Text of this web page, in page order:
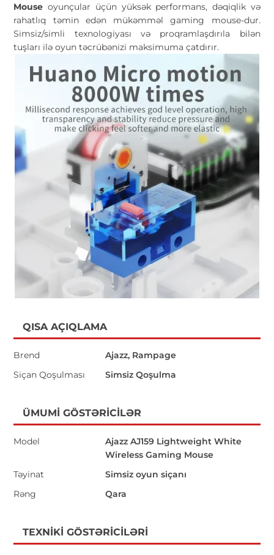
Mouse oyunçular üçün yüksək performans, dəqiqlik və
rahatlıq təmin edən mükəmməl gaming mouse-dur.
Simsiz/simli texnologiyası və proqramlaşdırıla bilən
tuşları ilə oyun təcrübənizi maksimuma çatdırır.
QISA AÇIQLAMA
Brend
Ajazz, Rampage
Siçan Qoşulması
Simsiz Qoşulma
ÜMUMI GÖSTƏRICILƏR
Model
Ajazz AJ159 Lightweight White
Wireless Gaming Mouse
Təyinat
Simsiz oyun siçanı
Rəng
Qara
TEXNIKI GÖSTƏRICILƏRI